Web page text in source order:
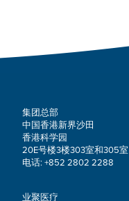
集团总部
中国香港新界沙田
香港科学园
20E号楼3楼303室和305室
电话: +852 2802 2288
业聚医疗